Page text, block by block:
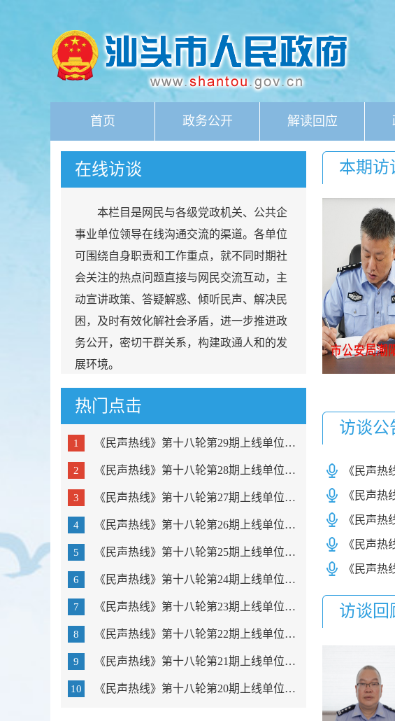
首页 政务公开 解读回应
在线访谈
本栏目是网民与各级党政机关、公共企
事业单位领导在线沟通交流的渠道。各单位
可围绕自身职责和工作重点，就不同时期社
会关注的热点问题直接与网民交流互动，主
动宣讲政策、答疑解惑、倾听民声、解决民
困，及时有效化解社会矛盾，进一步推进政
务公开，密切干群关系，构建政通人和的发
展环境。
热门点击
1 《民声热线》第十八轮第29期上线单位：市公安局潮阳分局...
2 《民声热线》第十八轮第28期上线单位：市公安局金平分局...
3 《民声热线》第十八轮第27期上线单位：澄海区教育局、濠...
4 《民声热线》第十八轮第26期上线单位：潮阳区教育局、潮...
5 《民声热线》第十八轮第25期上线单位：金平区教育局、龙...
6 《民声热线》第十八轮第24期上线单位：市疾病预防控制中...
7 《民声热线》第十八轮第23期上线单位：粤东技师学院、汕...
8 《民声热线》第十八轮第22期上线单位：汕头市教育局
9 《民声热线》第十八轮第21期上线单位：广东以色列理工学...
10 《民声热线》第十八轮第20期上线单位：汕头市中心医院
本期访
访谈公
访谈回